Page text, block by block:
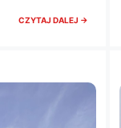
CZYTAJ DALEJ →ILE